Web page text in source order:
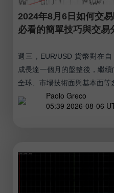
2024年8月6日如何交
必看的簡單技巧與交易
週三，EUR/USD 貨幣對在
成長達一個月的盤整後，繼
全球、市場技術面與基本面等
其完全合理的升勢。
Paolo Greco
05:39 2026-08-06